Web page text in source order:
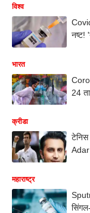
विश्व
नष्ट!
भारत
24
क्रीडा
टेनिस
महाराष्ट्र